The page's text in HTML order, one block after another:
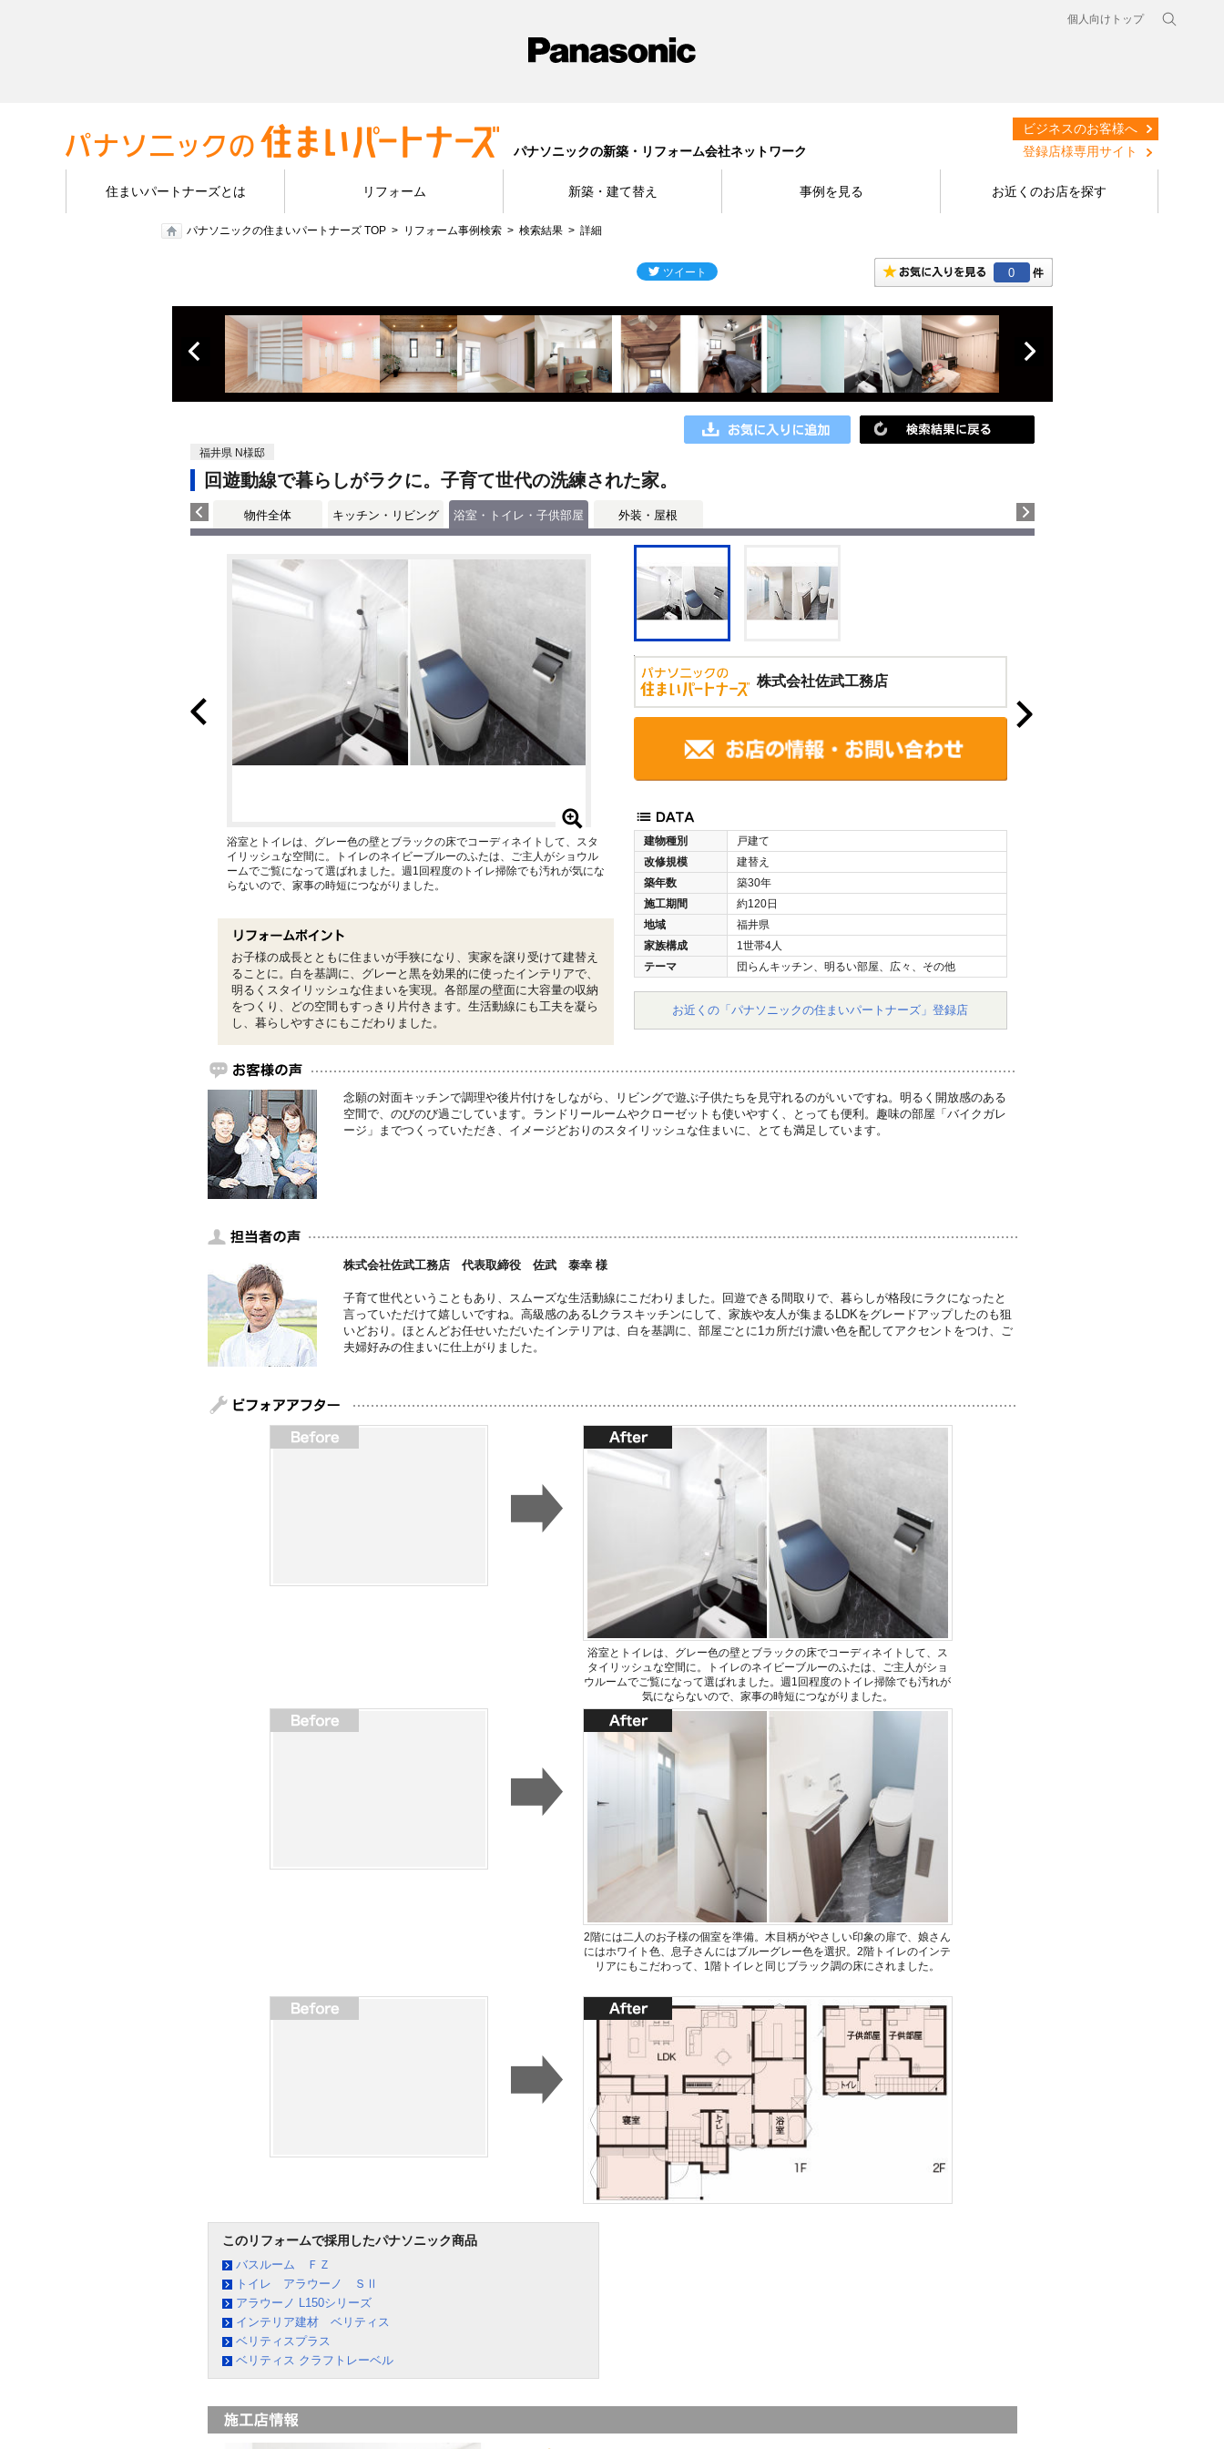
個人向けトップ
パナソニックの新築・リフォーム会社ネットワーク
ビジネスのお客様へ
登録店様専用サイト
住まいパートナーズとは リフォーム 新築・建て替え 事例を見る お近くのお店を探す
パナソニックの住まいパートナーズ TOP リフォーム事例検索 検索結果 詳細
0
福井県 N様邸
回遊動線で暮らしがラクに。子育て世代の洗練された家。
物件全体 キッチン・リビング 浴室・トイレ・子供部屋 外装・屋根
株式会社佐武工務店
建物種別
戸建て
改修規模
建替え
築年数
築30年
施工期間
約120日
地域
福井県
家族構成
1世帯4人
テーマ
団らんキッチン、明るい部屋、広々、その他
お近くの「パナソニックの住まいパートナーズ」登録店
浴室とトイレは、グレー色の壁とブラックの床でコーディネイトして、スタ
イリッシュな空間に。トイレのネイビーブルーのふたは、ご主人がショウル
ームでご覧になって選ばれました。週1回程度のトイレ掃除でも汚れが気にな
らないので、家事の時短につながりました。
お子様の成長とともに住まいが手狭になり、実家を譲り受けて建替え
ることに。白を基調に、グレーと黒を効果的に使ったインテリアで、
明るくスタイリッシュな住まいを実現。各部屋の壁面に大容量の収納
をつくり、どの空間もすっきり片付きます。生活動線にも工夫を凝ら
し、暮らしやすさにもこだわりました。
念願の対面キッチンで調理や後片付けをしながら、リビングで遊ぶ子供たちを見守れるのがいいですね。明るく開放感のある
空間で、のびのび過ごしています。ランドリールームやクローゼットも使いやすく、とっても便利。趣味の部屋「バイクガレ
ージ」までつくっていただき、イメージどおりのスタイリッシュな住まいに、とても満足しています。
株式会社佐武工務店 代表取締役 佐武 泰幸 様
子育て世代ということもあり、スムーズな生活動線にこだわりました。回遊できる間取りで、暮らしが格段にラクになったと
言っていただけて嬉しいですね。高級感のあるLクラスキッチンにして、家族や友人が集まるLDKをグレードアップしたのも狙
いどおり。ほとんどお任せいただいたインテリアは、白を基調に、部屋ごとに1カ所だけ濃い色を配してアクセントをつけ、ご
夫婦好みの住まいに仕上がりました。
浴室とトイレは、グレー色の壁とブラックの床でコーディネイトして、ス
タイリッシュな空間に。トイレのネイビーブルーのふたは、ご主人がショ
ウルームでご覧になって選ばれました。週1回程度のトイレ掃除でも汚れが
気にならないので、家事の時短につながりました。
2階には二人のお子様の個室を準備。木目柄がやさしい印象の扉で、娘さん
にはホワイト色、息子さんにはブルーグレー色を選択。2階トイレのインテ
リアにもこだわって、1階トイレと同じブラック調の床にされました。
このリフォームで採用したパナソニック商品
バスルーム ＦＺ
トイレ アラウーノ ＳⅡ
アラウーノ L150シリーズ
インテリア建材 ベリティス
ベリティスプラス
ベリティス クラフトレーベル